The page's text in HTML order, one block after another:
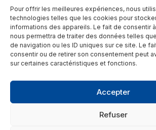
Pour offrir les meilleures expériences, nous
technologies telles que les cookies pour
informations des appareils. Le fait de consentir
nous permettra de traiter des données telles
de navigation ou les ID uniques sur ce site. Le
consentir ou de retirer son consentement peut
sur certaines caractéristiques et fonctions.
Accepter
Refuser
Tél.01 44 32 83 47
LIENS UTILES
L’institution
Le juge économique
Les missions
La communication
Liens utiles